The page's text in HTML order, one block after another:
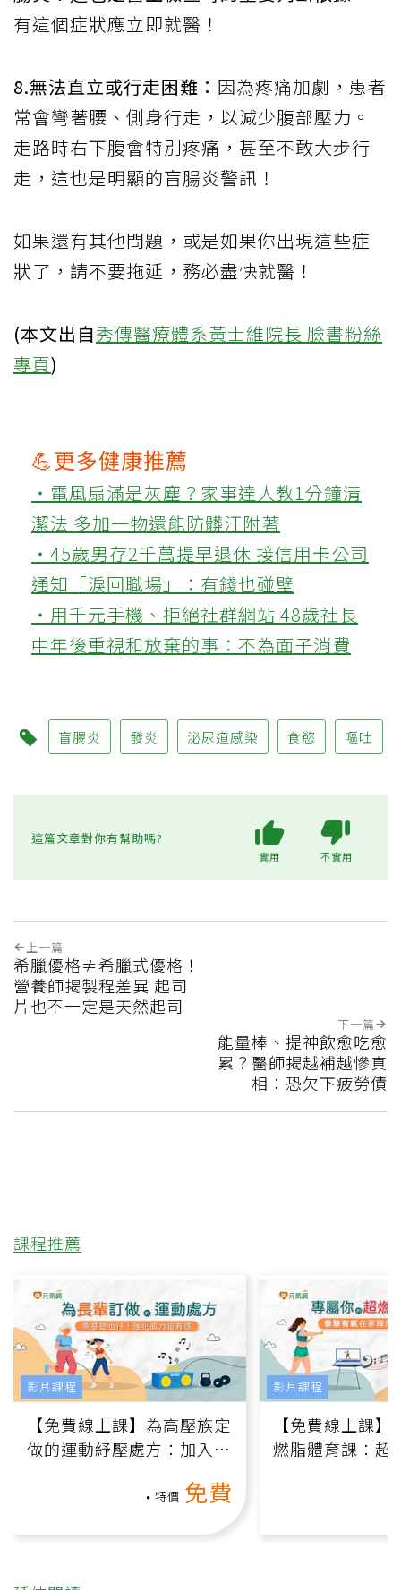
有這個症狀應立即就醫！
8.無法直立或行走困難： 因為疼痛加劇，患者
常會彎著腰、側身行走，以減少腹部壓力。
走路時右下腹會特別疼痛，甚至不敢大步行
走，這也是明顯的盲腸炎警訊！
如果還有其他問題，或是如果你出現這些症
狀了，請不要拖延，務必盡快就醫！
(本文出自秀傳醫療體系黃士維院長 臉書粉絲
專頁)
💪更多健康推薦
‧電風扇滿是灰塵？家事達人教1分鐘清
潔法 多加一物還能防髒汙附著
‧45歲男存2千萬提早退休 接信用卡公司
通知「淚回職場」：有錢也碰壁
‧用千元手機、拒絕社群網站 48歲社長
中年後重視和放棄的事：不為面子消費
盲腸炎 發炎 泌尿道感染 食慾 嘔吐
這篇文章對你有幫助嗎?
實用 不實用
上一篇
希臘優格≠希臘式優格！
營養師揭製程差異 起司
片也不一定是天然起司
下一篇
能量棒、提神飲愈吃愈
累？醫師揭越補越慘真
相：恐欠下疲勞債
課程推薦
【免費線上課】為高壓族定
做的運動紓壓處方：加入行
特價 免費
影片課程
【免費線上課
燃脂體育課：超
影片課程